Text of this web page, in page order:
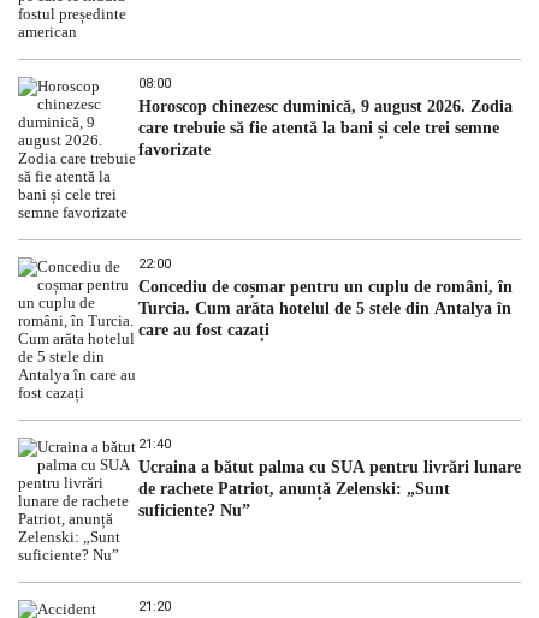
08:00
Horoscop chinezesc duminică, 9 august 2026. Zodia
care trebuie să fie atentă la bani și cele trei semne
favorizate
22:00
Concediu de coșmar pentru un cuplu de români, în
Turcia. Cum arăta hotelul de 5 stele din Antalya în
care au fost cazați
21:40
Ucraina a bătut palma cu SUA pentru livrări lunare
de rachete Patriot, anunță Zelenski: „Sunt
suficiente? Nu”
21:20